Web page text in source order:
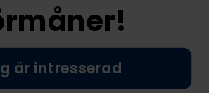
är intresserad